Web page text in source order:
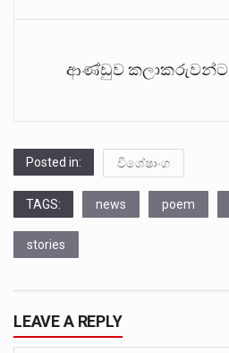
ආණ්ඩුව කලාකරුවන්ට
Posted in: විශේෂාංග
TAGS: news poem
stories
LEAVE A REPLY